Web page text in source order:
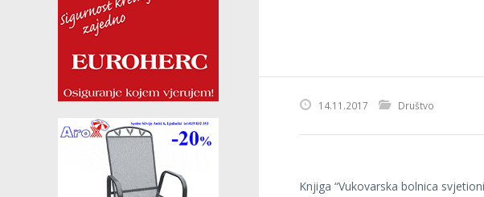
14.11.2017 Društvo
Knjiga “Vukovarska bolnica